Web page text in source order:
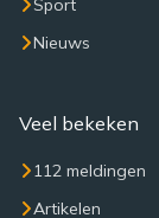
Sport
Nieuws
Veel bekeken
112 meldingen
Artikelen